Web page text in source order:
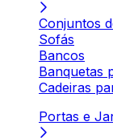
Conjuntos
Sofás
Bancos
Banquetas
Cadeiras
Portas e